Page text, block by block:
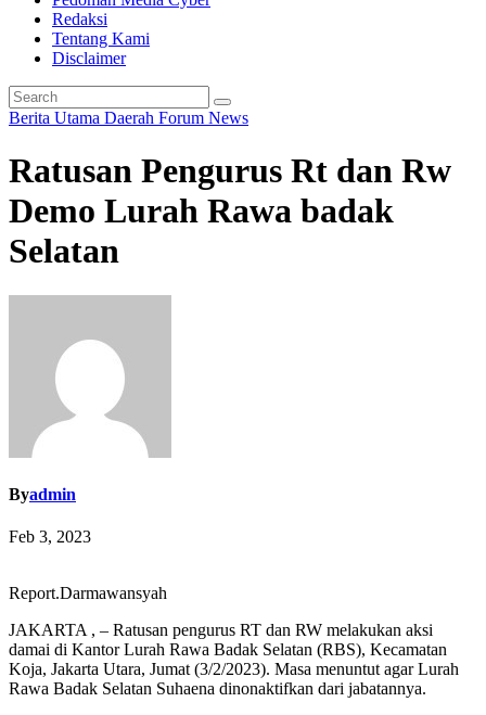
Redaksi
Tentang Kami
Disclaimer
Berita Utama Daerah Forum News
Ratusan Pengurus Rt dan Rw
Demo Lurah Rawa badak
Selatan
Byadmin
Feb 3, 2023
Report.Darmawansyah
JAKARTA , – Ratusan pengurus RT dan RW melakukan aksi
damai di Kantor Lurah Rawa Badak Selatan (RBS), Kecamatan
Koja, Jakarta Utara, Jumat (3/2/2023). Masa menuntut agar Lurah
Rawa Badak Selatan Suhaena dinonaktifkan dari jabatannya.